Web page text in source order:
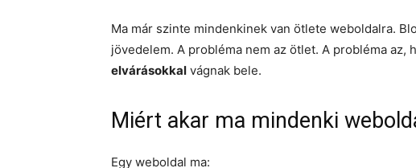
Ma már szinte mindenkinek van ötlete weboldalra.
jövedelem. A probléma nem az ötlet. A probléma az,
elvárásokkal vágnak bele.
Miért akar ma mindenki
Egy weboldal ma: